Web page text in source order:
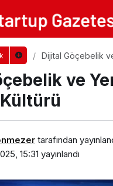
Dijital Göçebelik
ve
tarafından
15:31 yayınlandı
İletişim 2.0 Nedir?
Paylaş